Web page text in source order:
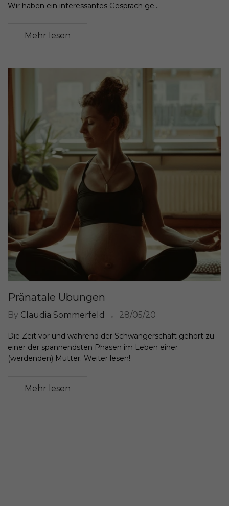
Wir haben ein interessantes Gespräch ge...
Mehr lesen
Pränatale Übungen
By Claudia Sommerfeld 28/05/20
Die Zeit vor und während der Schwangerschaft gehört zu
einer der spannendsten Phasen im Leben einer
(werdenden) Mutter. Weiter lesen!
Mehr lesen